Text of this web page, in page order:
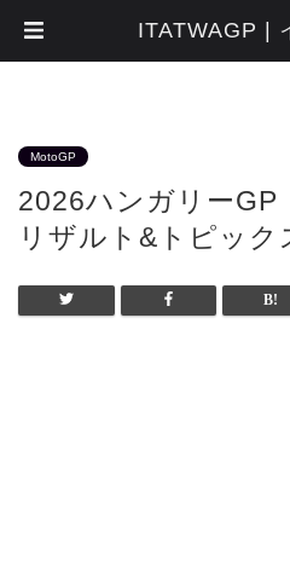
MotoGP
2026ハンガリーGP
リザルト&トピック
ITATWAGP |